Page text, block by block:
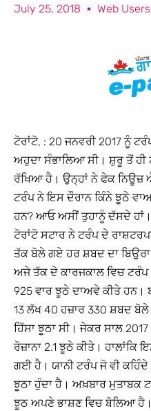
July 25, 2018 Web Users
ਟੋਰਾਂਟੋ, : 20 ਜਨਵਰੀ 2017 ਨੂੰ
ਅਹੁਦਾ ਸੰਭਾਲਿਆ ਸੀ। ਸ਼ੁਰੂ ਤੋਂ ਹੀ
ਰੱਖਿਆ ਹੈ। ਉਨ੍ਹਾਂ ਨੇ ਫੇਕ ਨਿਊਜ਼
ਟਰੰਪ ਨੇ ਇਸ ਦੌਰਾਨ ਕਿੰਨੇ ਝੂਠੇ
ਹਨ? ਆਓ ਅਸੀਂ ਤੁਹਾਨੂੰ ਦੱਸਦੇ ਹਾਂ।
ਟੋਰਾਂਟੋ ਸਟਾਰ ਨੇ ਟਰੰਪ ਦੇ
ਤੱਕ ਬੋਲੇ ਗਏ ਹਰ ਸ਼ਬਦ ਦਾ
ਅਜੇ ਤੱਕ ਦੇ ਕਾਰਜਕਾਲ ਵਿਚ ਟਰੰਪ
925 ਵਾਰ ਝੂਠੇ ਦਾਅਵੇ ਕੀਤੇ ਹਨ।
13 ਲੱਖ 40 ਹਜ਼ਾਰ 330 ਸ਼ਬਦ
ਹਿੱਸਾ ਝੂਠਾ ਸੀ। ਜੇਕਰ ਸਾਲ
ਰੋਜ਼ਾਨਾ 2.1 ਝੂਠੇ ਕੀਤੇ।
ਗਈ ਹੈ। ਯਾਨੀ ਟਰੰਪ ਜੋ ਵੀ
ਝੂਠਾ ਹੁੰਦਾ ਹੈ। ਅਖ਼ਬਾਰ ਮੁਤਾਬਕ
ਝੂਠ ਅਪਣੇ ਭਾਸ਼ਣ ਵਿਚ ਬੋਲਿਆ